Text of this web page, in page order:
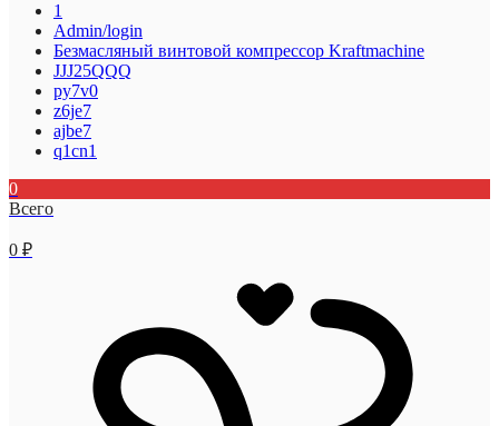
1
Admin/login
Безмасляный винтовой компрессор Kraftmaсhine
JJJ25QQQ
py7v0
z6je7
ajbe7
q1cn1
0
Всего
0 ₽